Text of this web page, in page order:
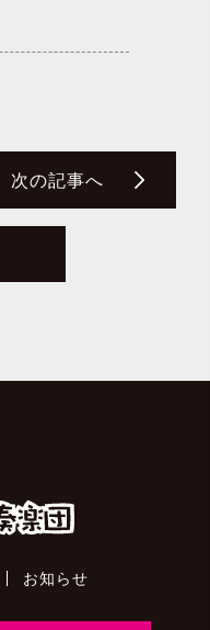
次の記事へ
お知らせ